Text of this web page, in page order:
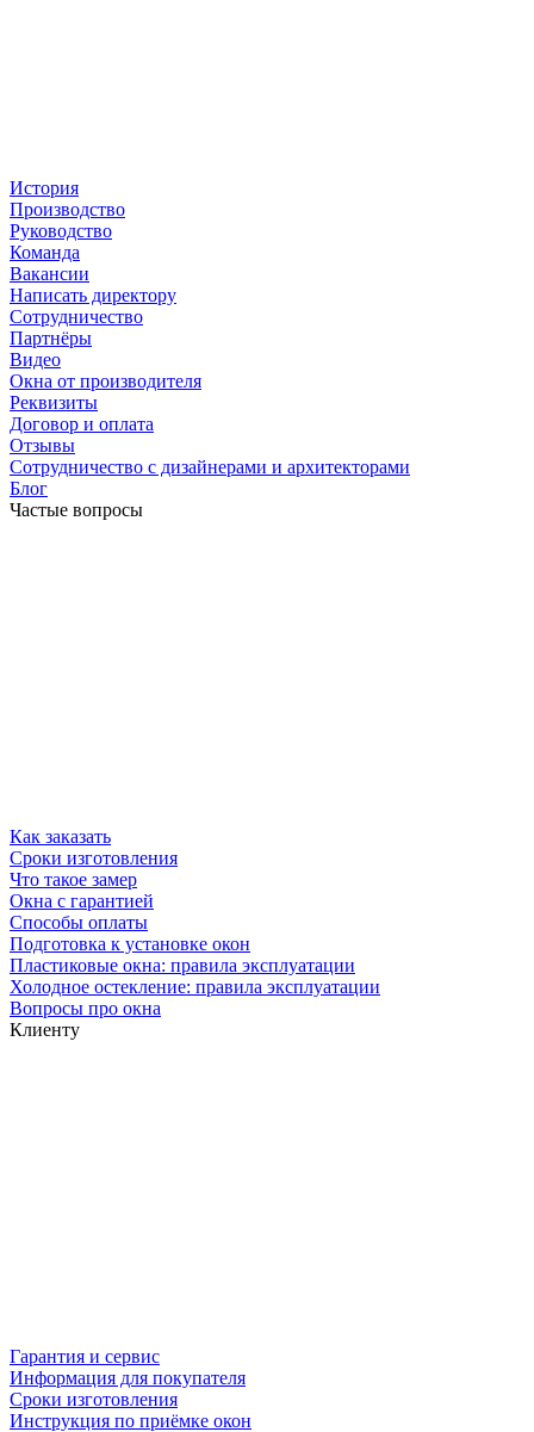
История
Производство
Руководство
Команда
Вакансии
Написать директору
Сотрудничество
Партнёры
Видео
Окна от производителя
Реквизиты
Договор и оплата
Отзывы
Сотрудничество с дизайнерами и архитекторами
Блог
Частые вопросы
Как заказать
Сроки изготовления
Что такое замер
Окна с гарантией
Способы оплаты
Подготовка к установке окон
Пластиковые окна: правила эксплуатации
Холодное остекление: правила эксплуатации
Вопросы про окна
Клиенту
Гарантия и сервис
Информация для покупателя
Сроки изготовления
Инструкция по приёмке окон